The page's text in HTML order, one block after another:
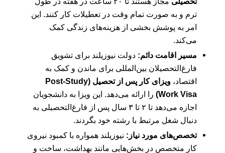
ترم و به صورت تمام وقت در تعطیلات کار کنند. این
امر به پوشش بخشی از هزینه‌های زندگی کمک
می‌کند.
مسیر اقامت دائم: دولت نیوزیلند برای تشویق
فارغ‌التحصیلان بین‌المللی برای ماندن و کمک به
اقتصاد،
ویزای کار پس از تحصیل (Post-Study
Work Visa) را ارائه می‌دهد. این ویزا به دانشجویان
اجازه می‌دهد تا ۲ تا ۳ سال پس از فارغ‌التحصیلی به
دنبال شغل مرتبط با رشته خود بگردند.
تخصص‌های مورد نیاز: نیوزیلند همواره با کمبود نیروی
کار متخصص در بخش‌هایی مانند بهداشت، ساخت و